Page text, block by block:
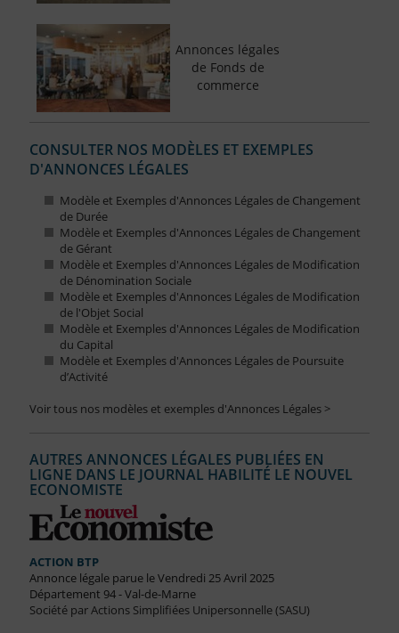
Annonces légales
de Fonds de
commerce
CONSULTER NOS MODÈLES ET EXEMPLES
D'ANNONCES LÉGALES
Modèle et Exemples d'Annonces Légales de Changement
de Durée
Modèle et Exemples d'Annonces Légales de Changement
de Gérant
Modèle et Exemples d'Annonces Légales de Modification
de Dénomination Sociale
Modèle et Exemples d'Annonces Légales de Modification
de l'Objet Social
Modèle et Exemples d'Annonces Légales de Modification
du Capital
Modèle et Exemples d'Annonces Légales de Poursuite
d’Activité
Voir tous nos modèles et exemples d'Annonces Légales >
AUTRES ANNONCES LÉGALES PUBLIÉES EN
LIGNE DANS LE JOURNAL HABILITÉ LE NOUVEL
ECONOMISTE
ACTION BTP
Annonce légale parue le Vendredi 25 Avril 2025
Département 94 - Val-de-Marne
Société par Actions Simplifiées Unipersonnelle (SASU)